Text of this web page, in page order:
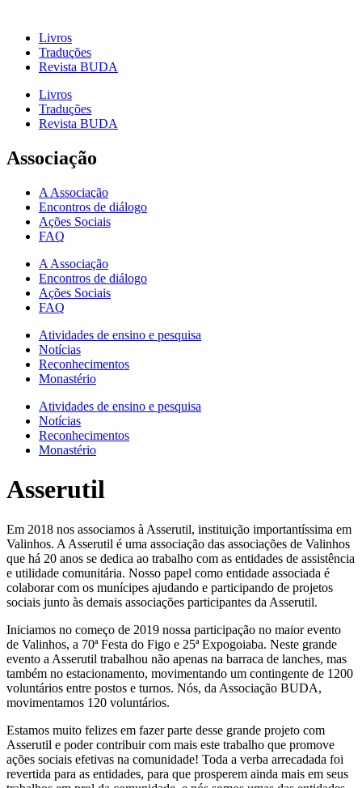
Livros
Traduções
Revista BUDA
Livros
Traduções
Revista BUDA
Associação
A Associação
Encontros de diálogo
Ações Sociais
FAQ
A Associação
Encontros de diálogo
Ações Sociais
FAQ
Atividades de ensino e pesquisa
Notícias
Reconhecimentos
Monastério
Atividades de ensino e pesquisa
Notícias
Reconhecimentos
Monastério
Asserutil
Em 2018 nos associamos à Asserutil, instituição importantíssima em
Valinhos. A Asserutil é uma associação das associações de Valinhos
que há 20 anos se dedica ao trabalho com as entidades de assistência
e utilidade comunitária. Nosso papel como entidade associada é
colaborar com os munícipes ajudando e participando de projetos
sociais junto às demais associações participantes da Asserutil.
Iniciamos no começo de 2019 nossa participação no maior evento
de Valinhos, a 70ª Festa do Figo e 25ª Expogoiaba. Neste grande
evento a Asserutil trabalhou não apenas na barraca de lanches, mas
também no estacionamento, movimentando um contingente de 1200
voluntários entre postos e turnos. Nós, da Associação BUDA,
movimentamos 120 voluntários.
Estamos muito felizes em fazer parte desse grande projeto com
Asserutil e poder contribuir com mais este trabalho que promove
ações sociais efetivas na comunidade! Toda a verba arrecadada foi
revertida para as entidades, para que prosperem ainda mais em seus